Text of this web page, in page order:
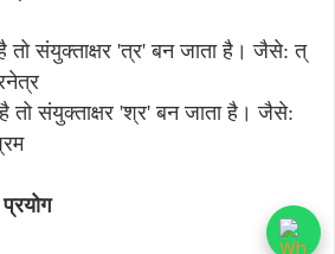
संयुक्ताक्षर 'त्र' बन जाता है। जैसे: त्
संयुक्ताक्षर 'श्र' बन जाता है। जैसे: